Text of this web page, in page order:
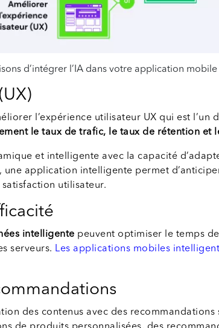
d’intégrer l’IA dans votre application mobile
l’expérience utilisateur UX qui est
le taux de trafic, le taux de rétention et
et intelligente avec la capacité
application intelligente permet
utilisateur.
intelligente peuvent optimiser le temps
serveurs. Les applications mobiles
des contenus avec des recommandations